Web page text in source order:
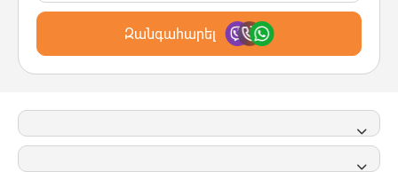
Զանգահարել